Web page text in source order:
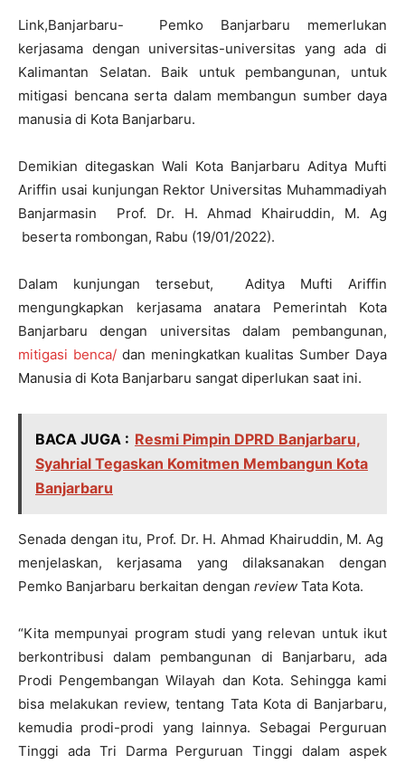
Link,Banjarbaru- Pemko Banjarbaru memerlukan
kerjasama dengan universitas-universitas yang ada di
Kalimantan Selatan. Baik untuk pembangunan, untuk
mitigasi bencana serta dalam membangun sumber daya
manusia di Kota Banjarbaru.
Demikian ditegaskan Wali Kota Banjarbaru Aditya Mufti
Ariffin usai kunjungan Rektor Universitas Muhammadiyah
Banjarmasin Prof. Dr. H. Ahmad Khairuddin, M. Ag
beserta rombongan, Rabu (19/01/2022).
Dalam kunjungan tersebut, Aditya Mufti Ariffin
mengungkapkan kerjasama anatara Pemerintah Kota
Banjarbaru dengan universitas dalam pembangunan,
mitigasi benca/dan meningkatkan kualitas Sumber Daya
Manusia di Kota Banjarbaru sangat diperlukan saat ini.
BACA JUGA : Resmi Pimpin DPRD Banjarbaru,
Syahrial Tegaskan Komitmen Membangun Kota
Banjarbaru
Senada dengan itu, Prof. Dr. H. Ahmad Khairuddin, M. Ag
menjelaskan, kerjasama yang dilaksanakan dengan
Pemko Banjarbaru berkaitan dengan review Tata Kota.
“Kita mempunyai program studi yang relevan untuk ikut
berkontribusi dalam pembangunan di Banjarbaru, ada
Prodi Pengembangan Wilayah dan Kota. Sehingga kami
bisa melakukan review, tentang Tata Kota di Banjarbaru,
kemudia prodi-prodi yang lainnya. Sebagai Perguruan
Tinggi ada Tri Darma Perguruan Tinggi dalam aspek